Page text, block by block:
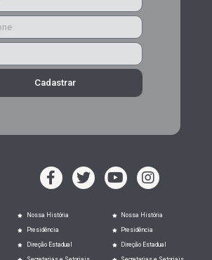
Cadastrar
Nossa História
Presidência
Direção Estadual
Nossa História
Presidência
Direção Estadual